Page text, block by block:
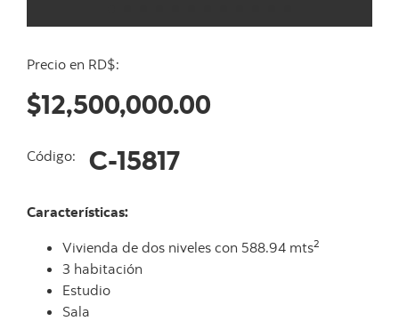
Precio en RD$:
$12,500,000.00
Código: C-15817
Características:
Vivienda de dos niveles con 588.94 mts2
3 habitación
Estudio
Sala